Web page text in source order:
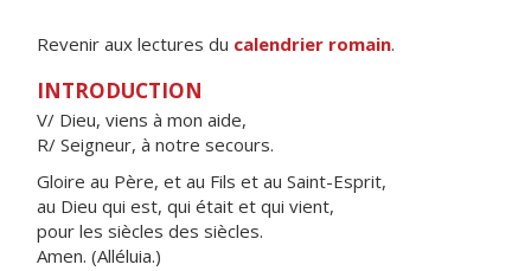
Revenir aux lectures du calendrier romain.
INTRODUCTION
V/ Dieu, viens à mon aide,
R/ Seigneur, à notre secours.
Gloire au Père, et au Fils et au Saint-Esprit,
au Dieu qui est, qui était et qui vient,
pour les siècles des siècles.
Amen. (Alléluia.)